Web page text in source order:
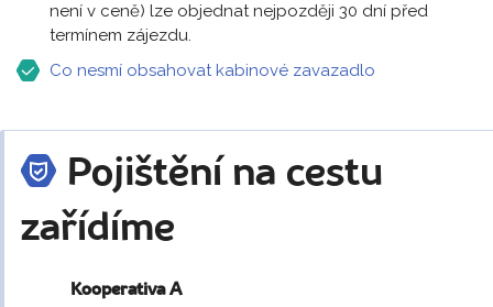
není v ceně) lze objednat nejpozději 30 dní před
termínem zájezdu.
Co nesmí obsahovat kabinové zavazadlo
Pojištění na cestu
zařídíme
Kooperativa A